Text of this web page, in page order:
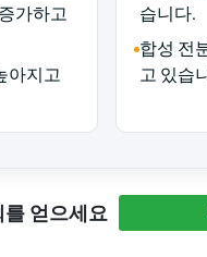
가하고
아지고
습니다.
합성 전
고 있습
얻으세요